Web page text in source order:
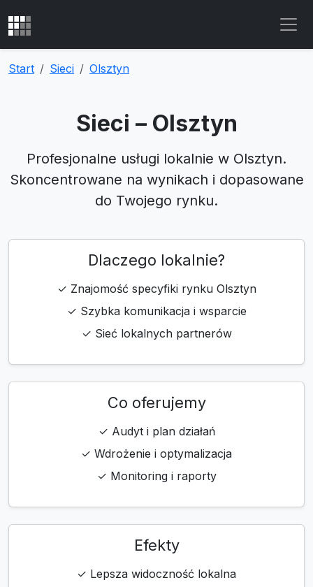
Start Sieci Olsztyn
Sieci – Olsztyn
Profesjonalne usługi lokalnie w Olsztyn.
Skoncentrowane na wynikach i dopasowane
do Twojego rynku.
Dlaczego lokalnie?
✓ Znajomość specyfiki rynku Olsztyn
✓ Szybka komunikacja i wsparcie
✓ Sieć lokalnych partnerów
Co oferujemy
✓ Audyt i plan działań
✓ Wdrożenie i optymalizacja
✓ Monitoring i raporty
Efekty
✓ Lepsza widoczność lokalna